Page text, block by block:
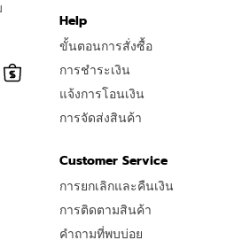
Help
ขั้นตอนการสั่งซื้อ
การชำระเงิน
แจ้งการโอนเงิน
การจัดส่งสินค้า
Customer Service
การยกเลิกและคืนเงิน
การติดตามสินค้า
คำถามที่พบบ่อย